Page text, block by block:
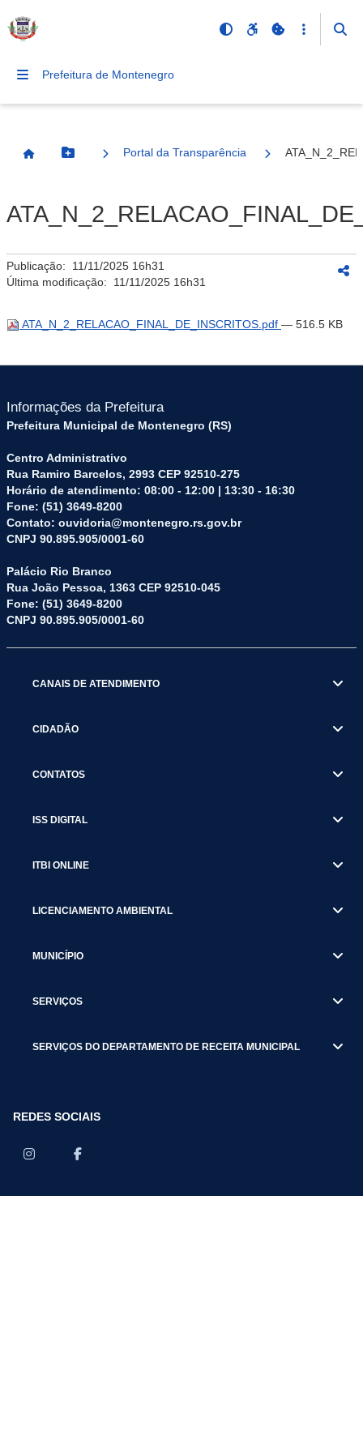
Prefeitura de Montenegro
Página InicialBotão Menu
Portal da Transparência
Publicação: 11/11/2025 16h31
Última modificação: 11/11/2025 16h31
ATA_N_2_RELACAO_FINAL_DE_INSCRITOS.pdf — 516.5 KB
Informações da Prefeitura
Prefeitura Municipal de Montenegro (RS)
Centro Administrativo
Rua Ramiro Barcelos, 2993 CEP 92510-275
Horário de atendimento: 08:00 - 12:00 | 13:30 - 16:30
Fone: (51) 3649-8200
Contato: ouvidoria@montenegro.rs.gov.br
CNPJ 90.895.905/0001-60
Palácio Rio Branco
Rua João Pessoa, 1363 CEP 92510-045
Fone: (51) 3649-8200
CNPJ 90.895.905/0001-60
CANAIS DE ATENDIMENTO
CIDADÃO
CONTATOS
ISS DIGITAL
ITBI ONLINE
LICENCIAMENTO AMBIENTAL
MUNICÍPIO
SERVIÇOS
SERVIÇOS DO DEPARTAMENTO DE RECEITA MUNICIPAL
REDES SOCIAIS